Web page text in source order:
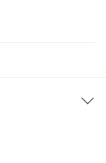
la page